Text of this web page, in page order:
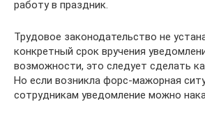
работу в праздник.
Трудовое законодательство не
конкретный срок вручения
возможности, это следует сделать
Но если возникла форс-мажорная
сотрудникам уведомление можно